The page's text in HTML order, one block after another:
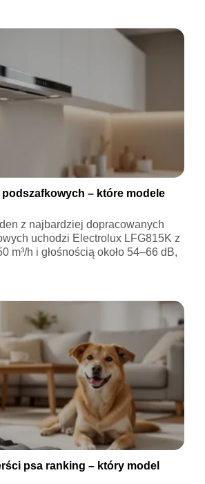
– które modele
z najbardziej dopracowanych
uchodzi Electrolux LFG815K z
m³/h i głośnością około 54–66 dB,
psa ranking – który model